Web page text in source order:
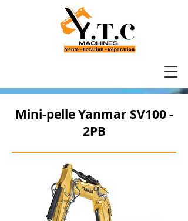
Mini-pelle Yanmar SV100 -
2PB